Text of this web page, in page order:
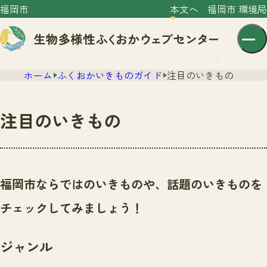
福岡市 本文へ 福岡市 環境局
センター紹介
センター紹介TOP
サイトポリシー
ニュース
いきものガイド
イベント
ホーム ふくおかいきものガイド 注目のいきもの
注目のいきもの
福岡市ならではのいきものや、話題のいきものを
チェックしてみましょう！
ジャンル